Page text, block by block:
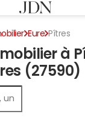
Eure Pîtres
à
(27590)